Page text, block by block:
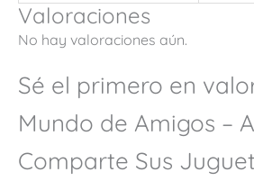
Valoraciones
No hay valoraciones aún.
Sé el primero en
Mundo de Amigos –
Comparte Sus